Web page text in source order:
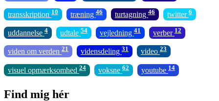
transskription 10 træning 46 turtagning 46 twitter 6
uddannelse 4 udtale 54 vejledning 41 verber 12
viden om verden 21 vidensdeling 31 video 23
visuel opmærksomhed 24 voksne 62 youtube 14
Find mig hér